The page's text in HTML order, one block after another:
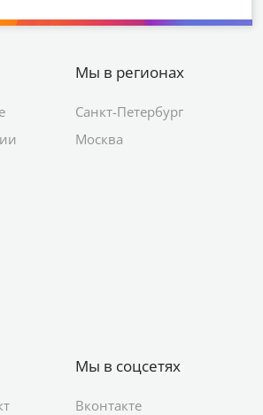
Мы в регионах
Санкт-Петербург
Москва
Мы в соцсетях
Вконтакте